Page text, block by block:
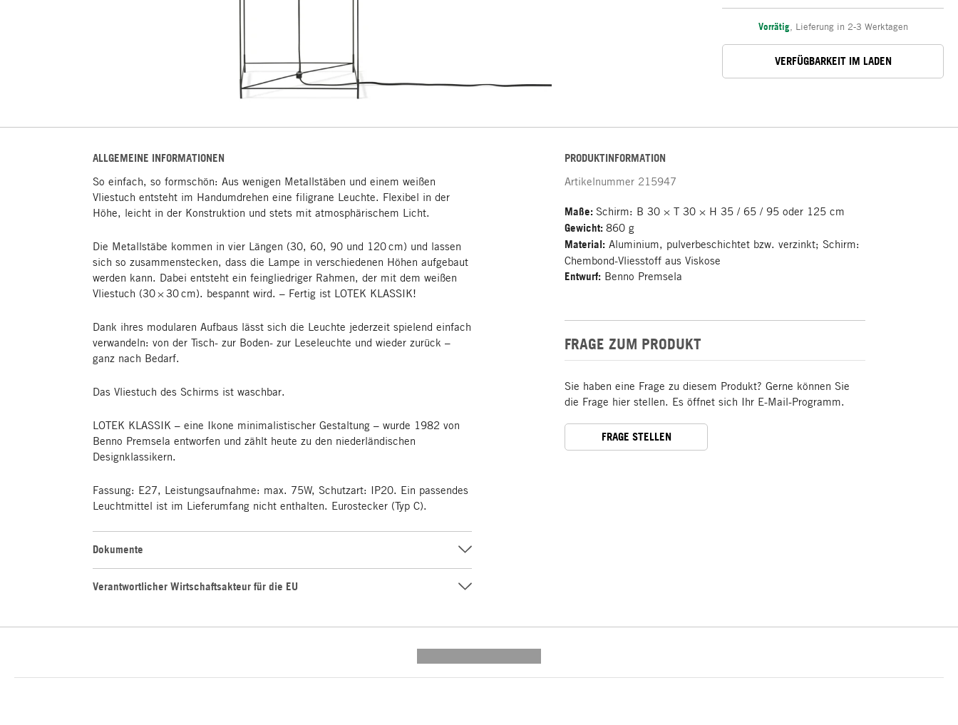
Vorrätig, Lieferung in 2-3 Werktagen
VERFÜGBARKEIT IM LADEN
ALLGEMEINE INFORMATIONEN
So einfach, so formschön: Aus wenigen Metallstäben und einem weißen
Vliestuch entsteht im Handumdrehen eine filigrane Leuchte. Flexibel in der
Höhe, leicht in der Konstruktion und stets mit atmosphärischem Licht.
Die Metallstäbe kommen in vier Längen (30, 60, 90 und 120 cm) und lassen
sich so zusammenstecken, dass die Lampe in verschiedenen Höhen aufgebaut
werden kann. Dabei entsteht ein feingliedriger Rahmen, der mit dem weißen
Vliestuch (30 × 30 cm). bespannt wird. – Fertig ist LOTEK KLASSIK!
Dank ihres modularen Aufbaus lässt sich die Leuchte jederzeit spielend einfach
verwandeln: von der Tisch- zur Boden- zur Leseleuchte und wieder zurück –
ganz nach Bedarf.
Das Vliestuch des Schirms ist waschbar.
LOTEK KLASSIK – eine Ikone minimalistischer Gestaltung – wurde 1982 von
Benno Premsela entworfen und zählt heute zu den niederländischen
Designklassikern.
Fassung: E27, Leistungsaufnahme: max. 75W, Schutzart: IP20. Ein passendes
Leuchtmittel ist im Lieferumfang nicht enthalten. Eurostecker (Typ C).
Dokumente
Verantwortlicher Wirtschaftsakteur für die EU
PRODUKTINFORMATION
Artikelnummer 215947
Maße: Schirm: B 30 × T 30 × H 35 / 65 / 95 oder 125 cm
Gewicht:860 g
Material: Aluminium, pulverbeschichtet bzw. verzinkt; Schirm:
Chembond-Vliesstoff aus Viskose
Entwurf: Benno Premsela
FRAGE ZUM PRODUKT
Sie haben eine Frage zu diesem Produkt? Gerne können Sie
die Frage hier stellen. Es öffnet sich Ihr E-Mail-Programm.
FRAGE STELLEN